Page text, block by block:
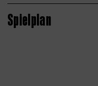
Spielplan